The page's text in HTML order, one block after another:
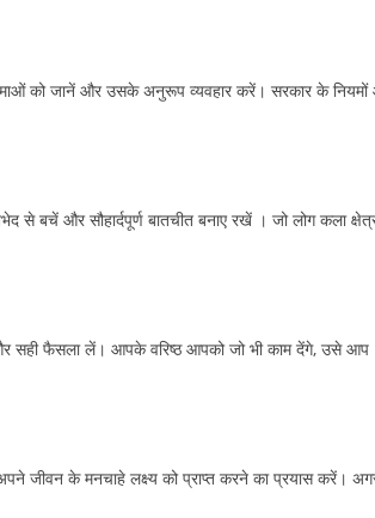
को जानें और उसके अनुरूप व्यवहार करें। सरकार के
बचें और सौहार्दपूर्ण बातचीत बनाए रखें । जो लोग कला
फैसला लें। आपके वरिष्ठ आपको जो भी काम देंगे, उसे आप
जीवन के मनचाहे लक्ष्य को प्राप्त करने का प्रयास करें।